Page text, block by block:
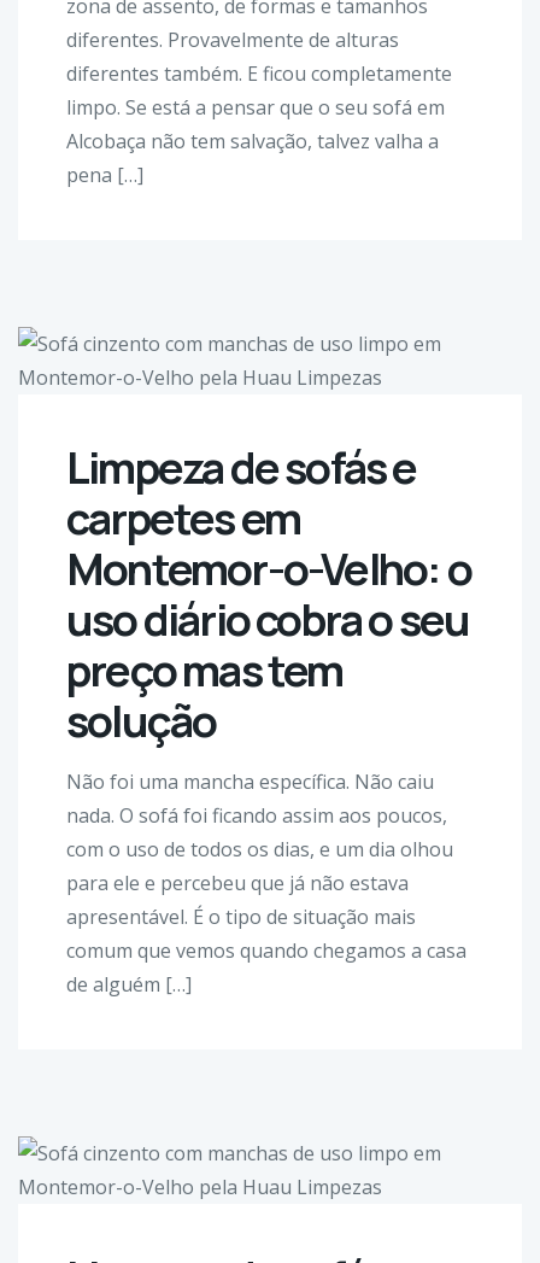
zona de assento, de formas e tamanhos
diferentes. Provavelmente de alturas
diferentes também. E ficou completamente
limpo. Se está a pensar que o seu sofá em
Alcobaça não tem salvação, talvez valha a
pena […]
Limpeza de sofás e
carpetes em
Montemor-o-Velho: o
uso diário cobra o seu
preço mas tem
solução
Não foi uma mancha específica. Não caiu
nada. O sofá foi ficando assim aos poucos,
com o uso de todos os dias, e um dia olhou
para ele e percebeu que já não estava
apresentável. É o tipo de situação mais
comum que vemos quando chegamos a casa
de alguém […]